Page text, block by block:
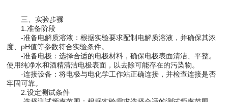
三、实验步骤
1.准备阶段
-准备电解质溶液：根据实验要求配制电解质溶液，并确保其浓
度、pH值等参数符合实验条件。
-准备电极：选择合适的电极材料，确保电极表面清洁、平整。
使用纯净水和酒精清洁电极表面，以去除可能存在的污染物。
-连接设备：将电极与电化学工作站正确连接，并检查连接是否
牢固可靠。
2.设定测试条件